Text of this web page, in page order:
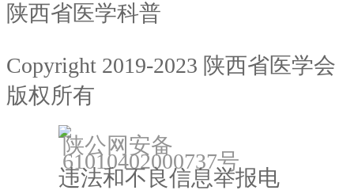
陕西省医学科普
Copyright 2019-2023 陕西省医学会
版权所有
陕公网安备
61010402000737号
违法和不良信息举报电